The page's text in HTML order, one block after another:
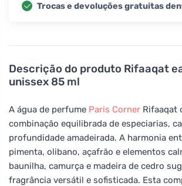
Descrição do produto Rifaaqat
unissex 85 ml
A água de perfume Paris Corner Rifaaqat
combinação equilibrada de especiarias,
profundidade amadeirada. A harmonia
pimenta, olibano, açafrão e elementos
baunilha, camurça e madeira de cedro
fragrância versátil e sofisticada. Esta
Trocas e devoluções gratuitas